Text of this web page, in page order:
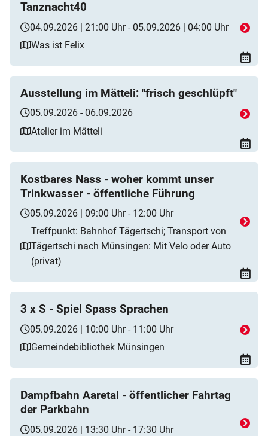
Tanznacht40
04.09.2026 | 21:00 Uhr - 05.09.2026 | 04:00 Uhr
Was ist Felix
Ausstellung im Mätteli: "frisch geschlüpft"
05.09.2026 - 06.09.2026
Atelier im Mätteli
Kostbares Nass - woher kommt unser
Trinkwasser - öffentliche Führung
05.09.2026 | 09:00 Uhr - 12:00 Uhr
Treffpunkt: Bahnhof Tägertschi; Transport von
Tägertschi nach Münsingen: Mit Velo oder Auto
(privat)
3 x S - Spiel Spass Sprachen
05.09.2026 | 10:00 Uhr - 11:00 Uhr
Gemeindebibliothek Münsingen
Dampfbahn Aaretal - öffentlicher Fahrtag
der Parkbahn
05.09.2026 | 13:30 Uhr - 17:30 Uhr